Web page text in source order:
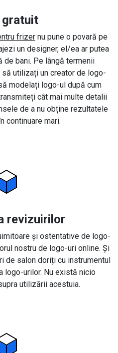
gratuit
frizernu pune o povară pe
un designer, el/ea ar putea
de bani. Pe lângă termenii
utilizați un creator de logo-
modelați logo-ul după cum
cât mai multe detalii
de a nu obține rezultatele
continuare mari.
revizuirilor
și ostentative de logo-
nostru de logo-uri online. Și
de salon doriți cu instrumentul
logo-urilor. Nu există nicio
utilizării acestuia.